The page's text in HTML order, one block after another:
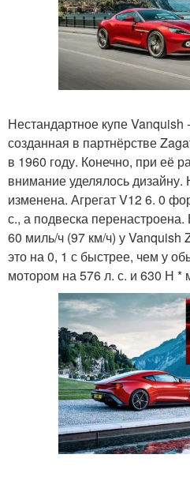
Нестандартное купе
созданная в партнёрстве
в 1960 году. Конечно, при её
внимание уделялось
изменена. Агрегат V12 6. 0
с., а подвеска
60 миль/ч (97 км/ч) у Vanquish
это на 0, 1 с быстрее, чем у
мотором на 576 л. с. и 630 Н *